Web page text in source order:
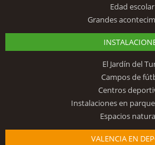
Edad escolar
Grandes
El Jardín del
Campos de
Centros
Instalaciones en
Espacios
VALENCIA EN